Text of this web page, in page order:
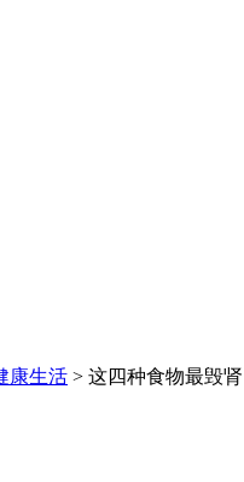
康生活 > 这四种食物最毁肾